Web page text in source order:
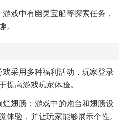
戏中有幽灵宝船等探索任务，
。
戏采用多种福利活动，玩家登录
提高游戏玩家体验。
翅膀：游戏中的炮台和翅膀设
体验，并让玩家能够展示个性。